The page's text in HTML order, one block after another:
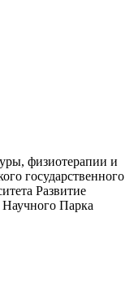
физиотерапии и
государственного
Развитие
Парка